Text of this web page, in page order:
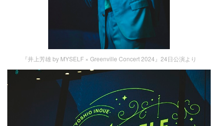
『井上芳雄 by MYSELF × Greenville Concert 2024』24日公演より